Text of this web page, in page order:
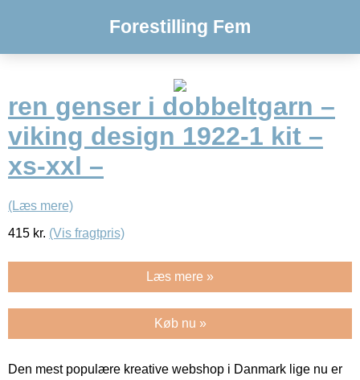
Forestilling Fem
ren genser i dobbeltgarn –
viking design 1922-1 kit –
xs-xxl –
(Læs mere)
415 kr. (Vis fragtpris)
Læs mere »
Køb nu »
Den mest populære kreative webshop i Danmark lige nu er